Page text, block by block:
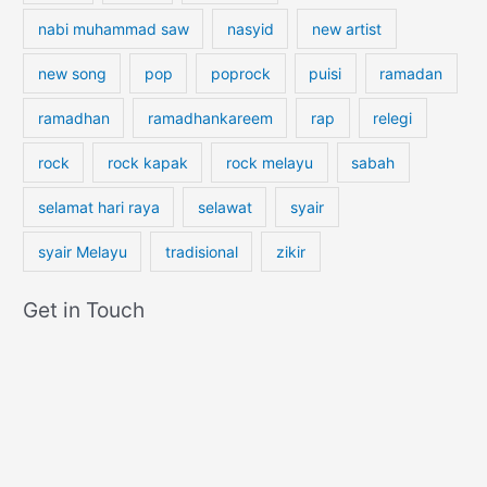
nabi muhammad saw nasyid new artist
new song pop poprock puisi ramadan
ramadhan ramadhankareem rap relegi
rock rock kapak rock melayu sabah
selamat hari raya selawat syair
syair Melayu tradisional zikir
Get in Touch